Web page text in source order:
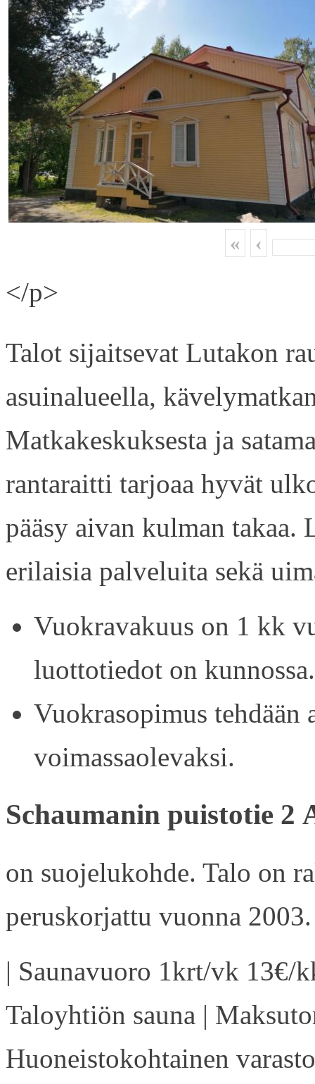
« ‹
</p>
Talot sijaitsevat Lutakon
asuinalueella,
Matkakeskuksesta ja
rantaraitti tarjoaa hyvät
pääsy aivan kulman
erilaisia palveluita sekä
Vuokravakuus on 1 kk
luottotiedot on kunnossa.
Vuokrasopimus tehdään
voimassaolevaksi.
Schaumanin puistotie 2
on suojelukohde. Talo on
peruskorjattu vuonna 2003.
| Saunavuoro 1krt/vk 13€/
Taloyhtiön sauna |
Huoneistokohtainen